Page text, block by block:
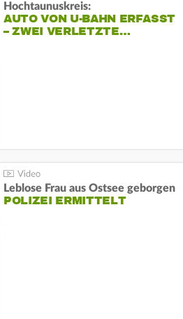
Hochtaunuskreis:
AUTO VON U-BAHN ERFASST
– ZWEI VERLETZTE…
Leblose Frau aus Ostsee geborgen
POLIZEI ERMITTELT